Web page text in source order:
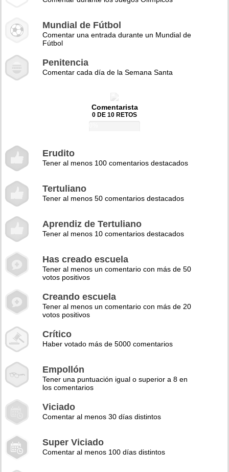
Mundial de Fútbol
Comentar una entrada durante un Mundial de
Fútbol
Penitencia
Comentar cada día de la Semana Santa
Comentarista
0 DE 10 RETOS
Erudito
Tener al menos 100 comentarios destacados
Tertuliano
Tener al menos 50 comentarios destacados
Aprendiz de Tertuliano
Tener al menos 10 comentarios destacados
Has creado escuela
Tener al menos un comentario con más de 50
votos positivos
Creando escuela
Tener al menos un comentario con más de 20
votos positivos
Crítico
Haber votado más de 5000 comentarios
Empollón
Tener una puntuación igual o superior a 8 en
los comentarios
Viciado
Comentar al menos 30 días distintos
Super Viciado
Comentar al menos 100 días distintos